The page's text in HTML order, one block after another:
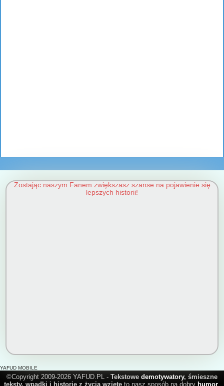
Zostając naszym Fanem zwiększasz szanse na pojawienie się
lepszych historii!
YAFUD MOBILE
©Copyright 2009-2026 YAFUD.PL - Tekstowe demotywatory, śmieszne
teksty, wpadki i historie z życia wzięte to nasz sposób na dobry humor